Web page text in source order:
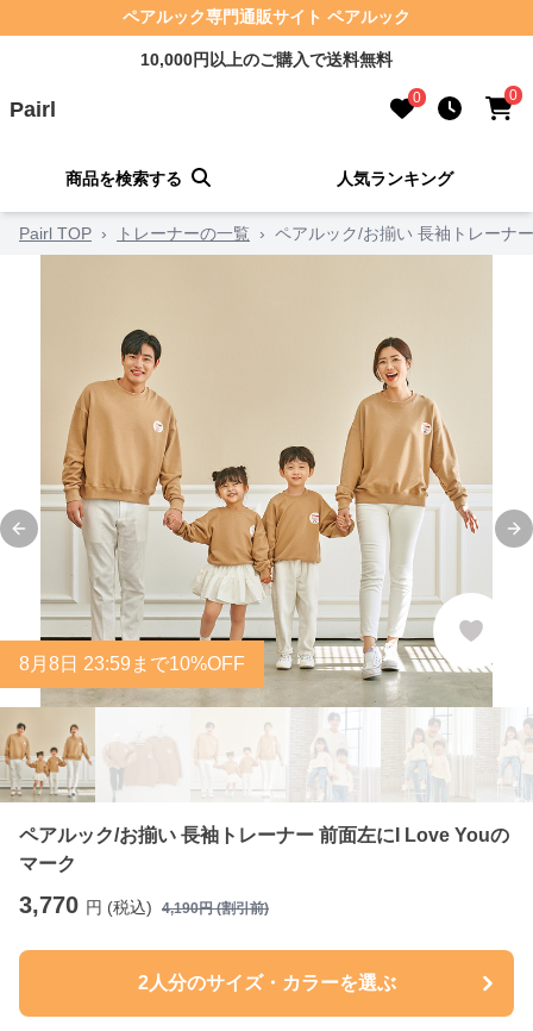
ペアルック専門通販サイト ペアルック
10,000円以上のご購入で送料無料
Pairl 0 0
商品を検索する 人気ランキング
Pairl TOP › トレーナーの一覧 › ペアルック/お揃い 長袖トレーナ
Previous slide
8月 8日 23:59まで10%OFF
ペアルック/お揃い 長袖トレーナー 前面左にI Love Youの
マーク
3,770 円 (税込) 4,190円 (割引前)
2人分のサイズ・カラーを選ぶ